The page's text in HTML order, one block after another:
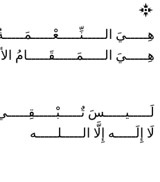
هِـــــيَ
هِـــــيَ الـــــمَـــــقَـــــامُ
لَـــــيـــــسَ
لَا إِلَـــــه إِلَّا الـــــلـــــه